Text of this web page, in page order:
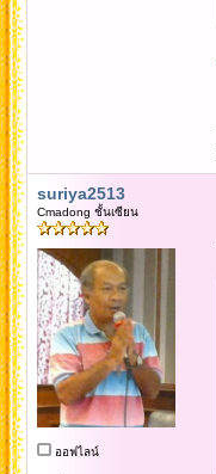
suriya2513
Cmadong ชั้นเซียน
ออฟไลน์